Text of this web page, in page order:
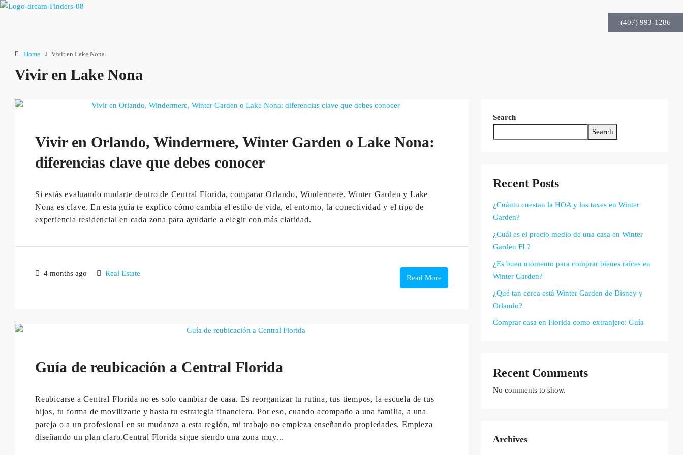
(407) 993-1286
Home Vivir en Lake Nona
Vivir en Lake Nona
Vivir en Orlando, Windermere, Winter Garden o Lake Nona:
diferencias clave que debes conocer
Si estás evaluando mudarte dentro de Central Florida, comparar Orlando, Windermere, Winter Garden y Lake
Nona es clave. En esta guía te explico cómo cambia el estilo de vida, el entorno, la conectividad y el tipo de
experiencia residencial en cada zona para ayudarte a elegir con más claridad.
4 months ago Real Estate
Read More
Guía de reubicación a Central Florida
Reubicarse a Central Florida no es solo cambiar de casa. Es reorganizar tu rutina, tus tiempos, la escuela de tus
hijos, tu forma de movilizarte y hasta tu estrategia financiera. Por eso, cuando acompaño a una familia, a una
pareja o a un profesional en su mudanza a esta región, mi trabajo no empieza enseñando propiedades. Empieza
diseñando un plan claro.Central Florida sigue siendo una zona muy...
Search
Search
Recent Posts
¿Cuánto cuestan la HOA y los taxes en Winter
Garden?
¿Cuál es el precio medio de una casa en Winter
Garden FL?
¿Es buen momento para comprar bienes raíces en
Winter Garden?
¿Qué tan cerca está Winter Garden de Disney y
Orlando?
Comprar casa en Florida como extranjero: Guía
Recent Comments
No comments to show.
Archives